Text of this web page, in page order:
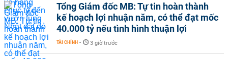
Tổng Giám đốc MB: Tự tin hoàn thành
kế hoạch lợi nhuận năm, có thể đạt mốc
40.000 tỷ nếu tình hình thuận lợi
TÀI CHÍNH - 3 giờ trước